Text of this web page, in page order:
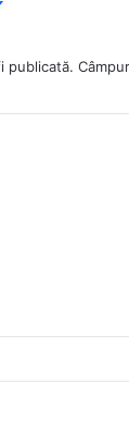
publicată.